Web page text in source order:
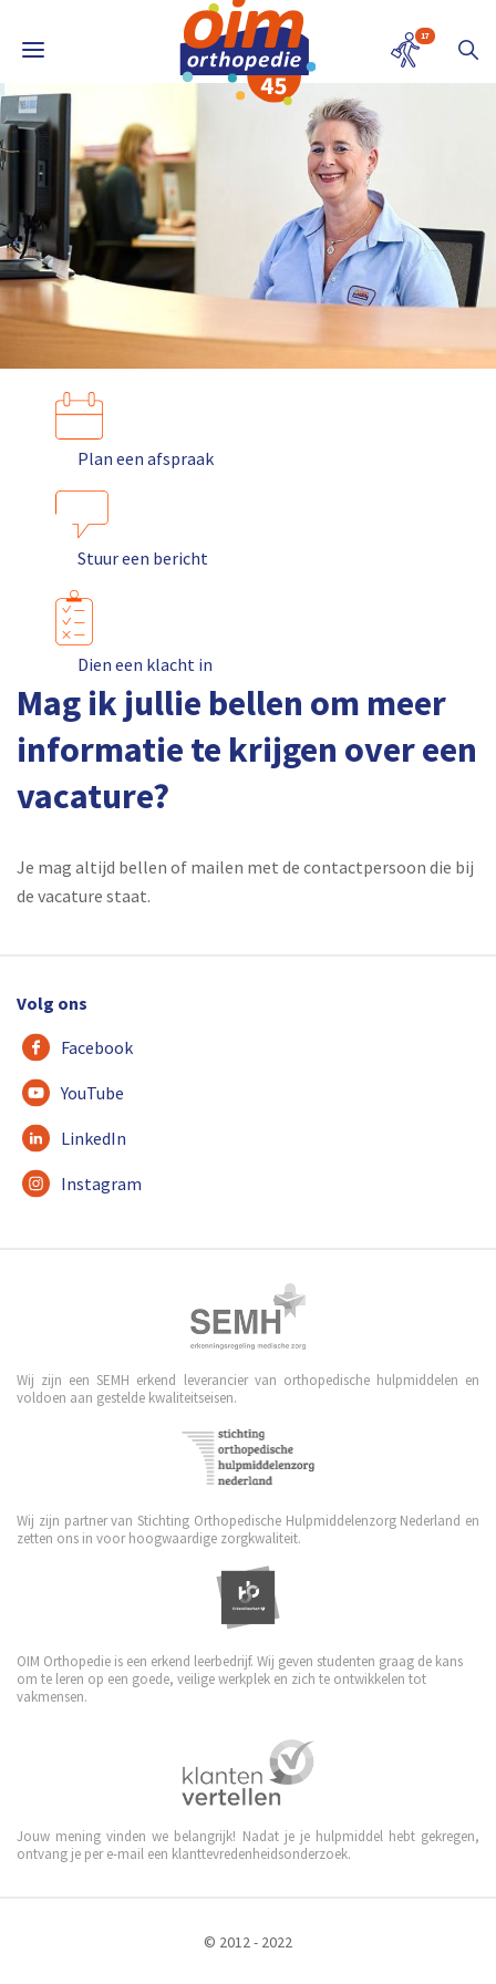
17
Plan een afspraak
Stuur een bericht
Dien een klacht in
Mag ik jullie bellen om meer
informatie te krijgen over een
vacature?
Je mag altijd bellen of mailen met de contactpersoon die bij
de vacature staat.
Volg ons
Facebook
YouTube
LinkedIn
Instagram
Wij zijn een SEMH erkend leverancier van orthopedische hulpmiddelen en
voldoen aan gestelde kwaliteitseisen.
Wij zijn partner van Stichting Orthopedische Hulpmiddelenzorg Nederland en
zetten ons in voor hoogwaardige zorgkwaliteit.
OIM Orthopedie is een erkend leerbedrijf. Wij geven studenten graag de kans
om te leren op een goede, veilige werkplek en zich te ontwikkelen tot
vakmensen.
Jouw mening vinden we belangrijk! Nadat je je hulpmiddel hebt gekregen,
ontvang je per e-mail een klanttevredenheidsonderzoek.
© 2012 - 2022